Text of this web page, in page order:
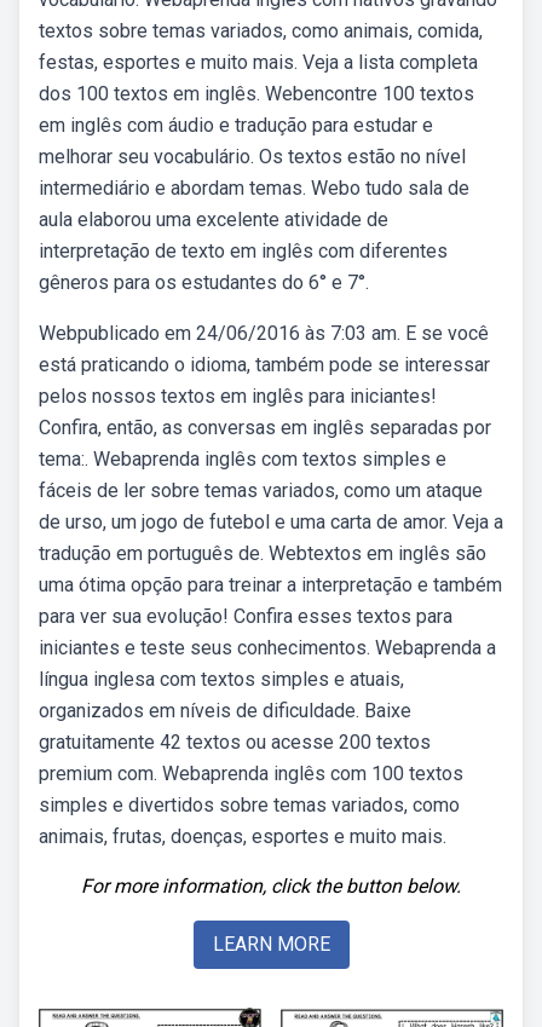
textos sobre temas variados, como animais, comida,
festas, esportes e muito mais. Veja a lista completa
dos 100 textos em inglês. Webencontre 100 textos
em inglês com áudio e tradução para estudar e
melhorar seu vocabulário. Os textos estão no nível
intermediário e abordam temas. Webo tudo sala de
aula elaborou uma excelente atividade de
interpretação de texto em inglês com diferentes
gêneros para os estudantes do 6° e 7°.
Webpublicado em 24/06/2016 às 7:03 am. E se você
está praticando o idioma, também pode se interessar
pelos nossos textos em inglês para iniciantes!
Confira, então, as conversas em inglês separadas por
tema:. Webaprenda inglês com textos simples e
fáceis de ler sobre temas variados, como um ataque
de urso, um jogo de futebol e uma carta de amor. Veja a
tradução em português de. Webtextos em inglês são
uma ótima opção para treinar a interpretação e também
para ver sua evolução! Confira esses textos para
iniciantes e teste seus conhecimentos. Webaprenda a
língua inglesa com textos simples e atuais,
organizados em níveis de dificuldade. Baixe
gratuitamente 42 textos ou acesse 200 textos
premium com. Webaprenda inglês com 100 textos
simples e divertidos sobre temas variados, como
animais, frutas, doenças, esportes e muito mais.
For more information, click the button below.
LEARN MORE